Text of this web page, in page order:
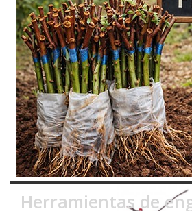
Herramientas de